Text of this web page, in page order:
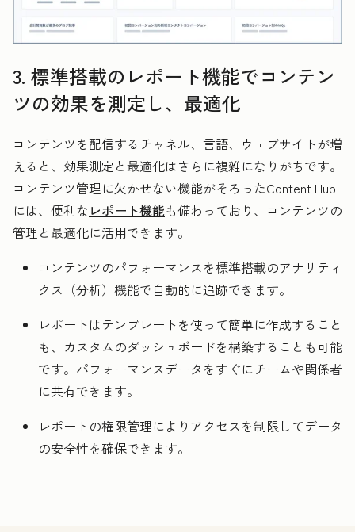
3. 標準搭載のレポート機能でコンテン
ツの効果を測定し、最適化
コンテンツを配信するチャネル、言語、ウェブサイトが増
えると、効果測定と最適化はさらに複雑になりがちです。
コンテンツ管理に欠かせない機能がそろったContent Hub
には、便利な レポート機能も備わっており、コンテンツの
管理と最適化に活用できます。
コンテンツのパフォーマンスを標準搭載のアナリティ
クス（分析）機能で自動的に追跡できます。
レポートはテンプレートを使って簡単に作成すること
も、カスタムのダッシュボードを構築することも可能
です。パフォーマンスデータをすぐにチームや関係者
に共有できます。
レポートの権限管理によりアクセスを制限してデータ
の安全性を確保できます。